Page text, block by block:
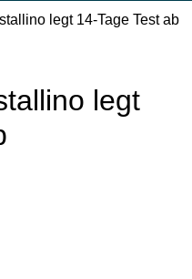
legt 14-Tage Test ab
legt